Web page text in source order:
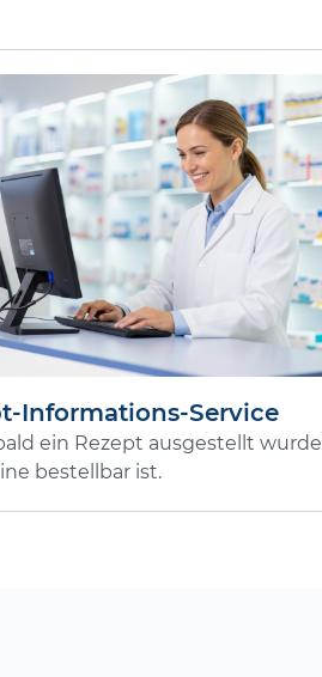
Informations-Service
ein Rezept ausgestellt wurde
bestellbar ist.